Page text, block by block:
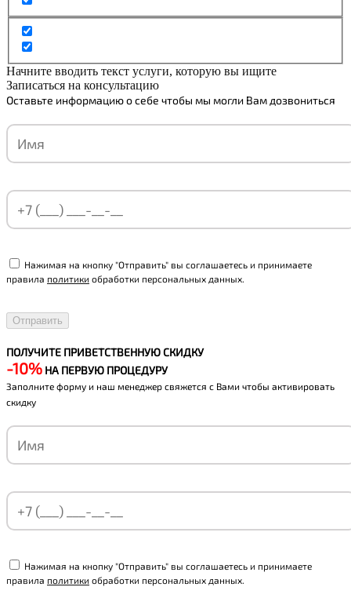
Начните вводить текст услуги, которую вы ищите
Записаться на консультацию
Оставьте информацию о себе чтобы мы могли Вам дозвониться
Нажимая на кнопку "Отправить" вы соглашаетесь и принимаете
правила политики обработки персональных данных.
ПОЛУЧИТЕ ПРИВЕТСТВЕННУЮ СКИДКУ
-10% НА ПЕРВУЮ ПРОЦЕДУРУ
Заполните форму и наш менеджер свяжется с Вами чтобы активировать
скидку
Нажимая на кнопку "Отправить" вы соглашаетесь и принимаете
правила политики обработки персональных данных.